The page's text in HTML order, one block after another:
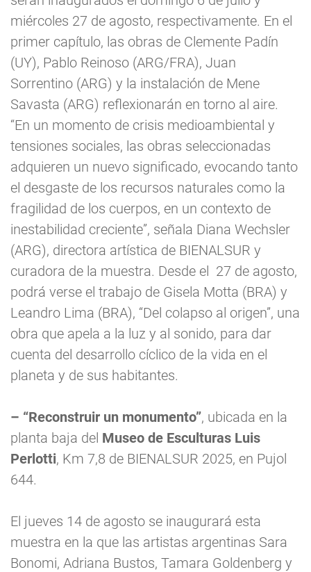
miércoles 27 de agosto, respectivamente. En el
primer capítulo, las obras de Clemente Padín
(UY), Pablo Reinoso (ARG/FRA), Juan
Sorrentino (ARG) y la instalación de Mene
Savasta (ARG) reflexionarán en torno al aire.
“En un momento de crisis medioambiental y
tensiones sociales, las obras seleccionadas
adquieren un nuevo significado, evocando tanto
el desgaste de los recursos naturales como la
fragilidad de los cuerpos, en un contexto de
inestabilidad creciente”, señala Diana Wechsler
(ARG), directora artística de BIENALSUR y
curadora de la muestra. Desde el 27 de agosto,
podrá verse el trabajo de Gisela Motta (BRA) y
Leandro Lima (BRA), “Del colapso al origen”, una
obra que apela a la luz y al sonido, para dar
cuenta del desarrollo cíclico de la vida en el
planeta y de sus habitantes.
– “Reconstruir un monumento”, ubicada en la
planta baja del Museo de Esculturas Luis
Perlotti, Km 7,8 de BIENALSUR 2025, en Pujol
644.
El jueves 14 de agosto se inaugurará esta
muestra en la que las artistas argentinas Sara
Bonomi, Adriana Bustos, Tamara Goldenberg y